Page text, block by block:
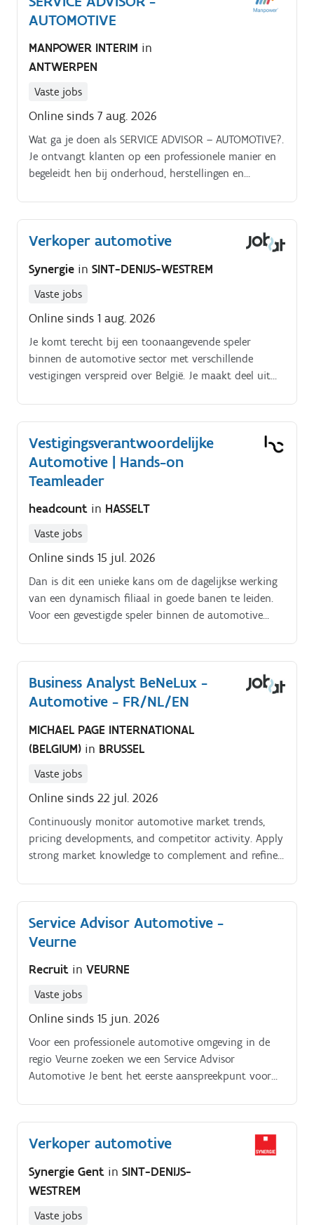
verbeterinitiatieven Begeleiden van nieuwe
Intensief samenwerken met verzekeraars, experts,
herstelbedrijven en interne stakeholders Actief
procesverbetering
AUTOMOTIVE
MANPOWER INTERIM in
ANTWERPEN
Vaste jobs
Online sinds 7 aug. 2026
Wat ga je doen als SERVICE ADVISOR – AUTOMOTIVE?.
Je ontvangt klanten op een professionele manier en
begeleidt hen bij onderhoud, herstellingen en
op Je zorgt voor een vlotte communicatie tussen
klant en werkplaats Je licht facturen en uitgevoerde
waar ze aan toe zijn Je plant vervolgafspraken in en
zorgt voor een correcte administratie Je controleert
klantenervaring
Verkoper automotive
Synergie in SINT-DENIJS-WESTREM
Vaste jobs
Online sinds 1 aug. 2026
Je komt terecht bij een toonaangevende speler
binnen de automotive sector met verschillende
vestigingen verspreid over België. Je maakt deel uit
samenwerking en resultaat centraal staan.
Vestigingsverantwoordelijke
Automotive | Hands-on
Teamleader
headcount in HASSELT
Vaste jobs
Online sinds 15 jul. 2026
Dan is dit een unieke kans om de dagelijkse werking
van een dynamisch filiaal in goede banen te leiden.
Voor een gevestigde speler binnen de automotive
klanten als de operationele werking van het filiaal.
Business Analyst BeNeLux -
Automotive - FR/NL/EN
MICHAEL PAGE INTERNATIONAL
(BELGIUM) in BRUSSEL
Vaste jobs
Online sinds 22 jul. 2026
Continuously monitor automotive market trends,
pricing developments, and competitor activity. Apply
strong market knowledge to complement and refine
Service Advisor Automotive -
Veurne
Recruit in VEURNE
Vaste jobs
Online sinds 15 jun. 2026
Voor een professionele automotive omgeving in de
regio Veurne zoeken we een Service Advisor
Automotive Je bent het eerste aanspreekpunt voor
een vlotte opvolging van onderhoud, herstellingen en
werkplaatsopdrachten Daarnaast sta je in voor de
klanten correct op de hoogte van de voortgang. Je
schakelt vlot tussen klanten, techniekers en interne
collega’s, ook op drukke momenten We zoeken bij
Verkoper automotive
Synergie Gent in SINT-DENIJS-
WESTREM
Vaste jobs